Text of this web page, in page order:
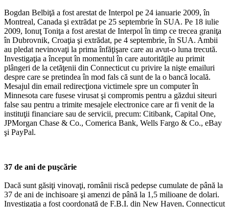
Bogdan Belbiţă a fost arestat de Interpol pe 24 ianuarie 2009, în
Montreal, Canada şi extrădat pe 25 septembrie în SUA. Pe 18 iulie
2009, Ionuţ Toniţa a fost arestat de Interpol în timp ce trecea graniţa
în Dubrovnik, Croaţia şi extrădat, pe 4 septembrie, în SUA. Ambii
au pledat nevinovaţi la prima înfăţişare care au avut-o luna trecută.
Investigaţia a început în momentul în care autorităţile au primit
plângeri de la cetăţenii din Connecticut cu privire la nişte emailuri
despre care se pretindea în mod fals că sunt de la o bancă locală.
Mesajul din email redirecţiona victimele spre un computer în
Minnesota care fusese virusat şi compromis pentru a găzdui siteuri
false sau pentru a trimite mesajele electronice care ar fi venit de la
instituţii financiare sau de servicii, precum: Citibank, Capital One,
JPMorgan Chase & Co., Comerica Bank, Wells Fargo & Co., eBay
şi PayPal.
37 de ani de puşcărie
Dacă sunt găsiţi vinovaţi, românii riscă pedepse cumulate de până la
37 de ani de inchisoare şi amenzi de până la 1,5 milioane de dolari.
Investigaţia a fost coordonată de F.B.I. din New Haven, Connecticut